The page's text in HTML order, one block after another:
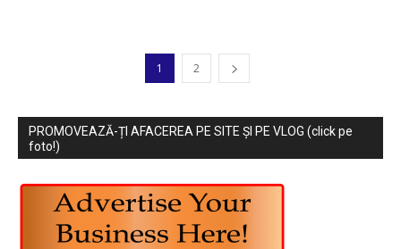
1 2
PROMOVEAZĂ-ȚI AFACEREA PE SITE ȘI PE VLOG (click pe
foto!)